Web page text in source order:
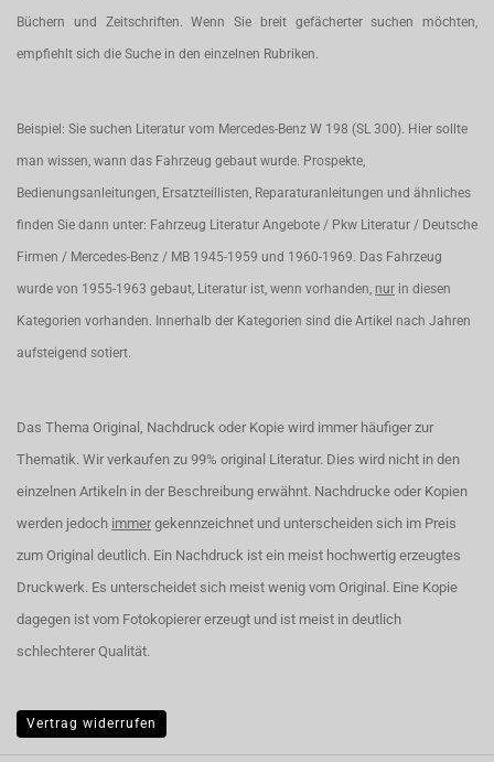
Büchern und Zeitschriften. Wenn Sie breit gefächerter suchen möchten,
empfiehlt sich die Suche in den einzelnen Rubriken.
Beispiel: Sie suchen Literatur vom Mercedes-Benz W 198 (SL 300). Hier sollte
man wissen, wann das Fahrzeug gebaut wurde. Prospekte,
Bedienungsanleitungen, Ersatzteillisten, Reparaturanleitungen und ähnliches
finden Sie dann unter: Fahrzeug Literatur Angebote / Pkw Literatur / Deutsche
Firmen / Mercedes-Benz / MB 1945-1959 und 1960-1969. Das Fahrzeug
wurde von 1955-1963 gebaut, Literatur ist, wenn vorhanden, nur in diesen
Kategorien vorhanden. Innerhalb der Kategorien sind die Artikel nach Jahren
aufsteigend sotiert.
Das Thema Original, Nachdruck oder Kopie wird immer häufiger zur
Thematik. Wir verkaufen zu 99% original Literatur. Dies wird nicht in den
einzelnen Artikeln in der Beschreibung erwähnt. Nachdrucke oder Kopien
werden jedoch immer gekennzeichnet und unterscheiden sich im Preis
zum Original deutlich. Ein Nachdruck ist ein meist hochwertig erzeugtes
Druckwerk. Es unterscheidet sich meist wenig vom Original. Eine Kopie
dagegen ist vom Fotokopierer erzeugt und ist meist in deutlich
schlechterer Qualität.
Vertrag widerrufen